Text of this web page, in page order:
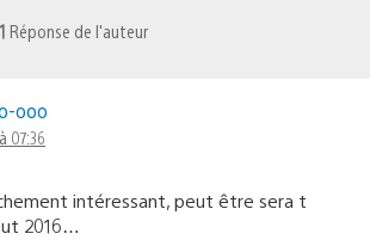
1 Réponse de l'auteur
ooo
07:36
intéressant, peut être sera t
2016…